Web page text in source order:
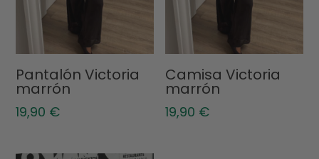
Pantalón Victoria
marrón
19,90 €
Camisa Victoria
marrón
19,90 €